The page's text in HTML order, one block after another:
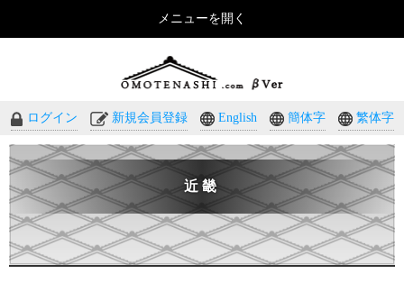
ログイン 新規会員登録 English 簡体字 繁体字
近畿
メニューを開く